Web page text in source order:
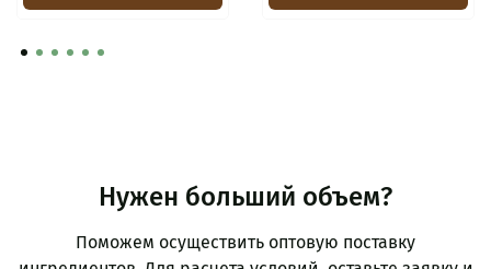
Нужен больший объем?
Поможем осуществить оптовую поставку